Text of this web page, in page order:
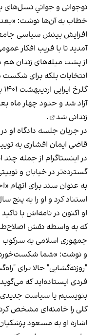
نوجوانی و جوانیِ نسل‌های
خطاب به آن‌ها نوشت: «بعد
افزایش بینش سیاسی
آمدید تا با فریب افکار
از پشت میله‌های زندان هم
انتخابات بلکه برای شکست
آزاد شد و حدود چهار ماه بعد، در مهر ۱۴۰۱
زندانی شد
.
قاضی ایمان افشاری به
در اینستاگرام از جمله
گسترده‌تر در خیابان و
به عنوان سند برای اتهام
استناد کرد و او را به پنج
او اکنون در نامه‌اش با
که به واسطه نقش
جمهوری اسلامی به سرکوب
و نوشت: «شما
"روزنه‌گشایی" حالا برای
فردی ایستاده‌اید که
بنویسیم یا سیاست جدیدی
کلی را خامنه‌ای مشخص
اشاره او به مسعود